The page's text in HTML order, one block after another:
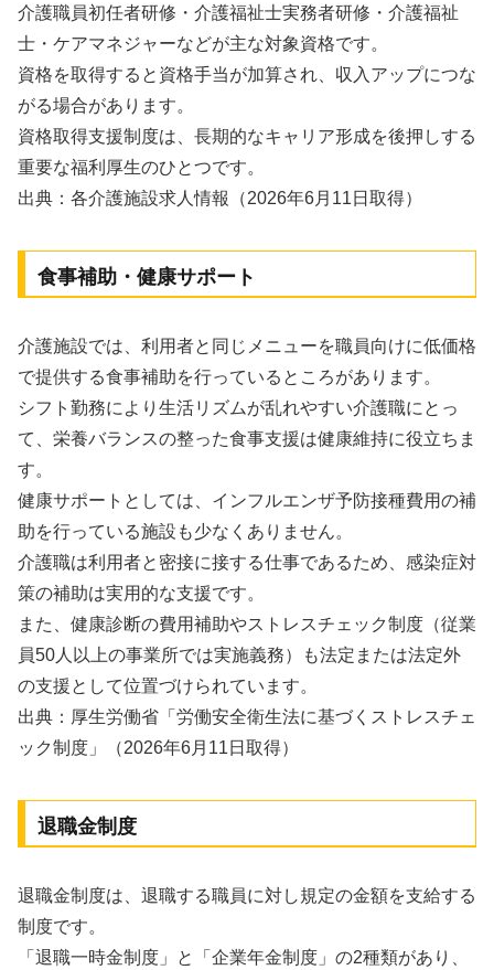
介護職員初任者研修・介護福祉士実務者研修・介護福祉
士・ケアマネジャーなどが主な対象資格です。
資格を取得すると資格手当が加算され、収入アップにつな
がる場合があります。
資格取得支援制度は、長期的なキャリア形成を後押しする
重要な福利厚生のひとつです。
出典：各介護施設求人情報（2026年6月11日取得）
食事補助・健康サポート
介護施設では、利用者と同じメニューを職員向けに低価格
で提供する食事補助を行っているところがあります。
シフト勤務により生活リズムが乱れやすい介護職にとっ
て、栄養バランスの整った食事支援は健康維持に役立ちま
す。
健康サポートとしては、インフルエンザ予防接種費用の補
助を行っている施設も少なくありません。
介護職は利用者と密接に接する仕事であるため、感染症対
策の補助は実用的な支援です。
また、健康診断の費用補助やストレスチェック制度（従業
員50人以上の事業所では実施義務）も法定または法定外
の支援として位置づけられています。
出典：厚生労働省「労働安全衛生法に基づくストレスチェ
ック制度」（2026年6月11日取得）
退職金制度
退職金制度は、退職する職員に対し規定の金額を支給する
制度です。
「退職一時金制度」と「企業年金制度」の2種類があり、